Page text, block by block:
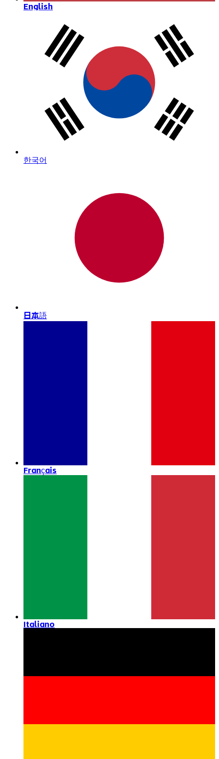
English
한국어
日本語
Français
Italiano